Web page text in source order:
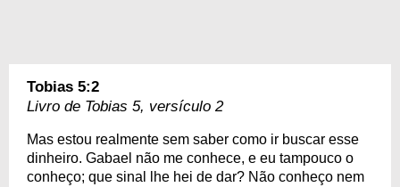
Tobias 5:2
Livro de Tobias 5, versículo 2
Mas estou realmente sem saber como ir buscar esse
dinheiro. Gabael não me conhece, e eu tampouco o
conheço; que sinal lhe hei de dar? Não conheço nem